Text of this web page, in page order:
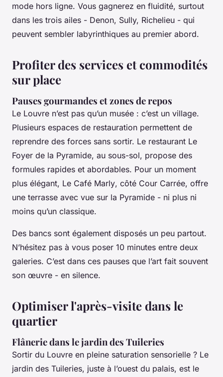
mode hors ligne. Vous gagnerez en fluidité, surtout
dans les trois ailes - Denon, Sully, Richelieu - qui
peuvent sembler labyrinthiques au premier abord.
Profiter des services et commodités
sur place
Pauses gourmandes et zones de repos
Le Louvre n’est pas qu’un musée : c’est un village.
Plusieurs espaces de restauration permettent de
reprendre des forces sans sortir. Le restaurant Le
Foyer de la Pyramide, au sous-sol, propose des
formules rapides et abordables. Pour un moment
plus élégant, Le Café Marly, côté Cour Carrée, offre
une terrasse avec vue sur la Pyramide - ni plus ni
moins qu’un classique.
Des bancs sont également disposés un peu partout.
N’hésitez pas à vous poser 10 minutes entre deux
galeries. C’est dans ces pauses que l’art fait souvent
son œuvre - en silence.
Optimiser l'après-visite dans le
quartier
Flânerie dans le jardin des Tuileries
Sortir du Louvre en pleine saturation sensorielle ? Le
jardin des Tuileries, juste à l’ouest du palais, est le